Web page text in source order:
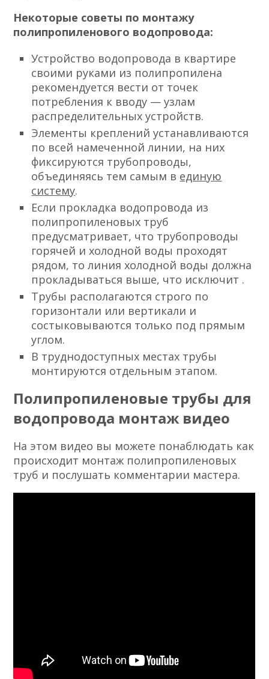
Некоторые советы по монтажу
полипропиленового водопровода:
Устройство водопровода в квартире
своими руками из полипропилена
рекомендуется вести от точек
потребления к вводу — узлам
распределительных устройств.
Элементы креплений устанавливаются
по всей намеченной линии, на них
фиксируются трубопроводы,
объединяясь тем самым в единую
систему.
Если прокладка водопровода из
полипропиленовых труб
предусматривает, что трубопроводы
горячей и холодной воды проходят
рядом, то линия холодной воды должна
прокладываться выше, что исключит .
Трубы располагаются строго по
горизонтали или вертикали и
состыковываются только под прямым
углом.
В труднодоступных местах трубы
монтируются отдельным этапом.
Полипропиленовые трубы для
водопровода монтаж видео
На этом видео вы можете понаблюдать как
происходит монтаж полипропиленовых
труб и послушать комментарии мастера.